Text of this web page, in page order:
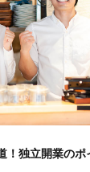
！独立開業の